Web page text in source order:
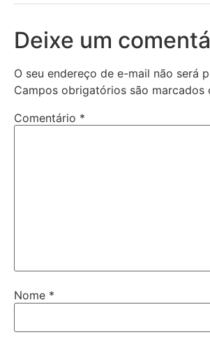
Deixe um
O seu endereço de e-mail não será
Campos obrigatórios são marcados
Comentário *
Nome *